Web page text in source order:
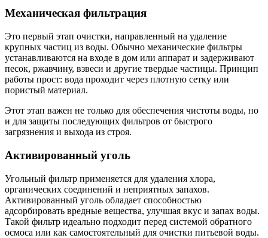
Механическая фильтрация
Это первый этап очистки, направленный на удаление
крупных частиц из воды. Обычно механические фильтры
устанавливаются на входе в дом или аппарат и задерживают
песок, ржавчину, взвеси и другие твердые частицы. Принцип
работы прост: вода проходит через плотную сетку или
пористый материал.
Этот этап важен не только для обеспечения чистоты воды, но
и для защиты последующих фильтров от быстрого
загрязнения и выхода из строя.
Активированный уголь
Угольный фильтр применяется для удаления хлора,
органических соединений и неприятных запахов.
Активированный уголь обладает способностью
адсорбировать вредные вещества, улучшая вкус и запах воды.
Такой фильтр идеально подходит перед системой обратного
осмоса или как самостоятельный для очистки питьевой воды.